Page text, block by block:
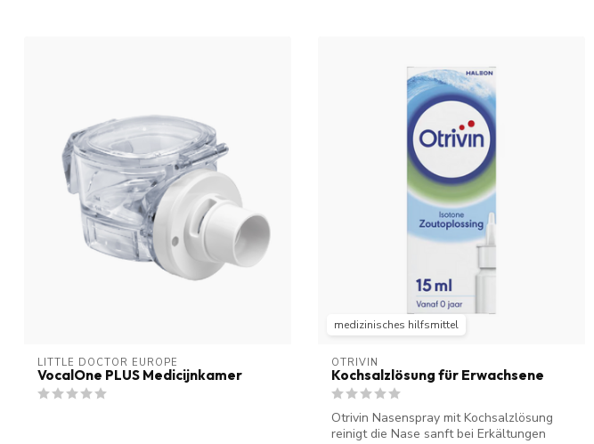
LITTLE DOCTOR EUROPE
VocalOne PLUS Medicijnkamer
medizinisches hilfsmittel
OTRIVIN
Kochsalzlösung für Erwachsene
Otrivin Nasenspray mit Kochsalzlösung
reinigt die Nase sanft bei Erkältungen